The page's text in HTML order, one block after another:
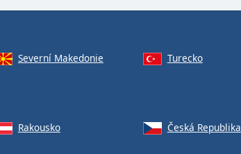
Severní Makedonie Turecko
Rakousko Česká Republika